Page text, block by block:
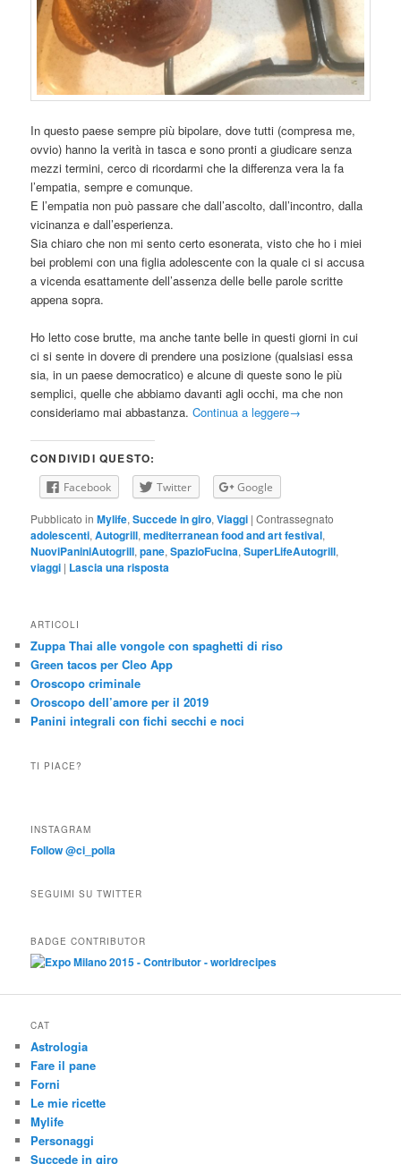
In questo paese sempre più bipolare, dove tutti (compresa me,
ovvio) hanno la verità in tasca e sono pronti a giudicare senza
mezzi termini, cerco di ricordarmi che la differenza vera la fa
l’empatia, sempre e comunque.
E l’empatia non può passare che dall’ascolto, dall’incontro, dalla
vicinanza e dall’esperienza.
Sia chiaro che non mi sento certo esonerata, visto che ho i miei
bei problemi con una figlia adolescente con la quale ci si accusa
a vicenda esattamente dell’assenza delle belle parole scritte
appena sopra.
Ho letto cose brutte, ma anche tante belle in questi giorni in cui
ci si sente in dovere di prendere una posizione (qualsiasi essa
sia, in un paese democratico) e alcune di queste sono le più
semplici, quelle che abbiamo davanti agli occhi, ma che non
consideriamo mai abbastanza.Continua a leggere→
CONDIVIDI QUESTO:
Facebook Twitter Google
Pubblicato in Mylife,Succede in giro,Viaggi |Contrassegnato
adolescenti,Autogrill,mediterranean food and art festival,
NuoviPaniniAutogrill,pane,SpazioFucina,SuperLifeAutogrill,
viaggi | Lascia una risposta
ARTICOLI
Zuppa Thai alle vongole con spaghetti di riso
Green tacos per Cleo App
Oroscopo criminale
Oroscopo dell’amore per il 2019
Panini integrali con fichi secchi e noci
TI PIACE?
INSTAGRAM
Follow @ci_polla
SEGUIMI SU TWITTER
BADGE CONTRIBUTOR
CAT
Astrologia
Fare il pane
Forni
Le mie ricette
Mylife
Personaggi
Succede in giro